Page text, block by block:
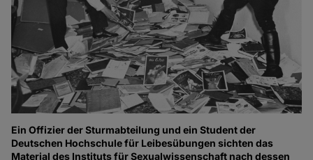
Ein Offizier der Sturmabteilung und ein Student der
Deutschen Hochschule für Leibesübungen sichten das
Material des Instituts für Sexualwissenschaft nach dessen